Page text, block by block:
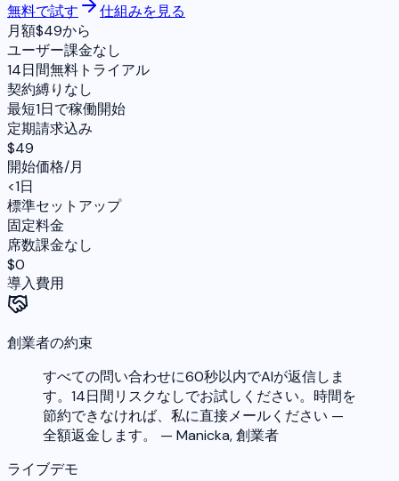
無料で試す
仕組みを見る
月額$49から
ユーザー課金なし
14日間無料トライアル
契約縛りなし
最短1日で稼働開始
定期請求込み
$49
開始価格/月
<1日
標準セットアップ
固定料金
席数課金なし
$0
導入費用
創業者の約束
すべての問い合わせに60秒以内でAIが返信しま
す。14日間リスクなしでお試しください。時間を
節約できなければ、私に直接メールください —
全額返金します。
— Manicka,創業者
ライブデモ